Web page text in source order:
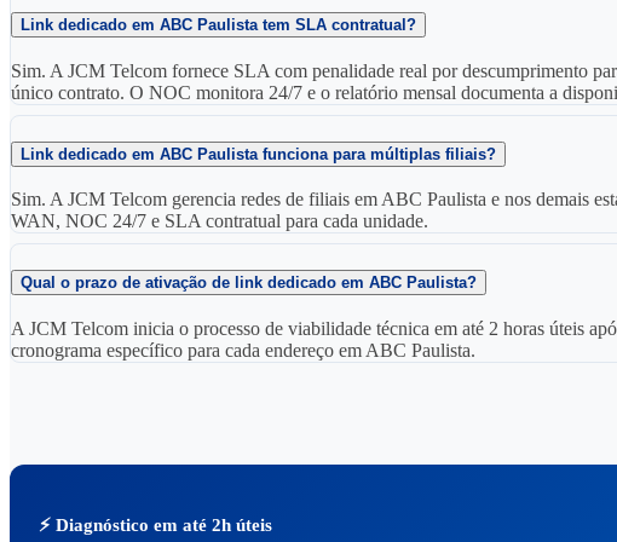
Link dedicado em ABC Paulista tem SLA contratual?
Sim. A JCM Telcom fornece SLA com penalidade real por descumprimento
único contrato. O NOC monitora 24/7 e o relatório mensal documenta a
Link dedicado em ABC Paulista funciona para múltiplas filiais?
Sim. A JCM Telcom gerencia redes de filiais em ABC Paulista e nos demais
WAN, NOC 24/7 e SLA contratual para cada unidade.
Qual o prazo de ativação de link dedicado em ABC Paulista?
A JCM Telcom inicia o processo de viabilidade técnica em até 2 horas úteis
cronograma específico para cada endereço em ABC Paulista.
⚡ Diagnóstico em até 2h úteis